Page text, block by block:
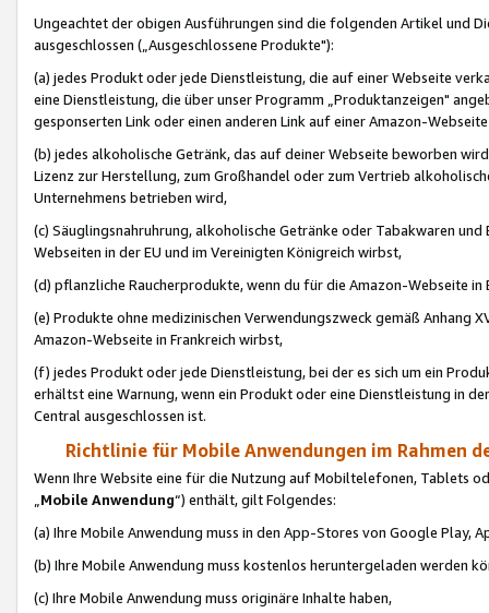
Ungeachtet der obigen Ausführungen sind die folgenden Artikel und
ausgeschlossen („Ausgeschlossene Produkte"):
(a) jedes Produkt oder jede Dienstleistung, die auf einer Webseite
eine Dienstleistung, die über unser Programm „Produktanzeigen"
gesponserten Link oder einen anderen Link auf einer Amazon-
(b) jedes alkoholische Getränk, das auf deiner Webseite beworben
Lizenz zur Herstellung, zum Großhandel oder zum Vertrieb
Unternehmens betrieben wird,
(c) Säuglingsnahruhrung, alkoholische Getränke oder Tabakwaren
Webseiten in der EU und im Vereinigten Königreich wirbst,
(d) pflanzliche Raucherprodukte, wenn du für die Amazon-Webseite in
(e) Produkte ohne medizinischen Verwendungszweck gemäß Anhang
Amazon-Webseite in Frankreich wirbst,
(f) jedes Produkt oder jede Dienstleistung, bei der es sich um ein
erhältst eine Warnung, wenn ein Produkt oder eine Dienstleistung in
Central ausgeschlossen ist.
Richtlinie für Mobile Anwendungen im Rahmen
Wenn Ihre Website eine für die Nutzung auf Mobiltelefonen, Tablets
„Mobile Anwendung“) enthält, gilt Folgendes:
(a) Ihre Mobile Anwendung muss in den App-Stores von Google Play,
(b) Ihre Mobile Anwendung muss kostenlos heruntergeladen werden
(c) Ihre Mobile Anwendung muss originäre Inhalte haben,